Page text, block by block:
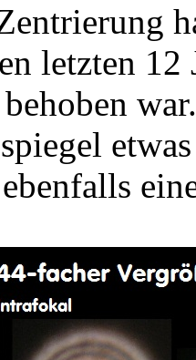
letzten 12